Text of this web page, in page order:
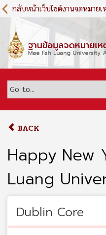
S
k
m
c
กลับหน้าเว็บไซต์งานจดหมายเ
BACK
Happy New
Luang
Dublin Core